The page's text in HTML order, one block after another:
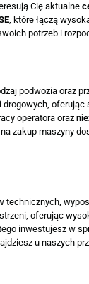
Cię aktualne
, które łączą
potrzeb i
podwozia oraz
oferując
operatora oraz
zakup maszyny
technicznych,
oferując
inwestujesz w
u naszych